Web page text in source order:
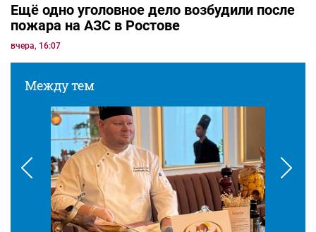
Ещё одно уголовное дело возбудили после
пожара на АЗС в Ростове
вчера, 16:07
Между тем